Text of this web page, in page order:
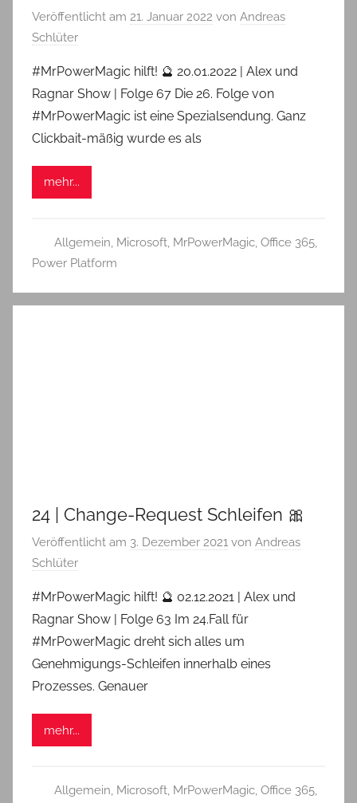
Veröffentlicht am 21. Januar 2022 von Andreas
Schlüter
#MrPowerMagic hilft! 🔮 20.01.2022 | Alex und
Ragnar Show | Folge 67 Die 26. Folge von
#MrPowerMagic ist eine Spezialsendung. Ganz
Clickbait-mäßig wurde es als
mehr...
Allgemein, Microsoft, MrPowerMagic, Office 365,
Power Platform
24 | Change-Request Schleifen 🎀
Veröffentlicht am 3. Dezember 2021 von Andreas
Schlüter
#MrPowerMagic hilft! 🔮 02.12.2021 | Alex und
Ragnar Show | Folge 63 Im 24.Fall für
#MrPowerMagic dreht sich alles um
Genehmigungs-Schleifen innerhalb eines
Prozesses. Genauer
mehr...
Allgemein, Microsoft, MrPowerMagic, Office 365,